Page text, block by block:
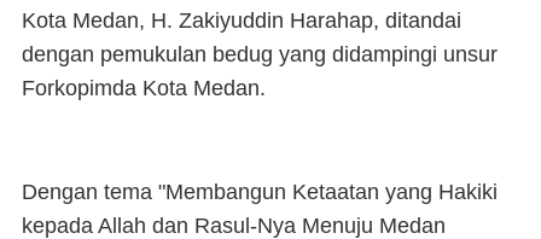
Kota Medan, H. Zakiyuddin Harahap, ditandai
dengan pemukulan bedug yang didampingi unsur
Forkopimda Kota Medan.
Dengan tema "Membangun Ketaatan yang Hakiki
kepada Allah dan Rasul-Nya Menuju Medan